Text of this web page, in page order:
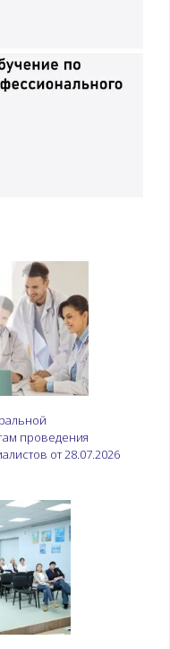
проведения
от 28.07.2026